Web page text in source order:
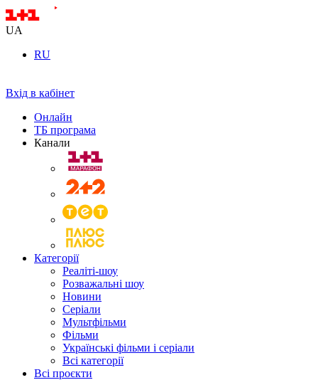
UA
RU
Вхід в кабінет
Онлайн
ТБ програма
Канали
Категорії
Реаліті-шоу
Розважальні шоу
Новини
Серіали
Мультфільми
Фільми
Українські фільми і серіали
Всі категорії
Всі проєкти